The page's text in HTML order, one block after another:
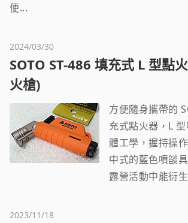
便...
2024/03/30
SOTO ST-486 填充式 L 型點
火槍)
方便隨身攜帶的
充式點火器，L
體工學，握持操
中式的藍色噴燄
露營活動中能衍
2023/11/18